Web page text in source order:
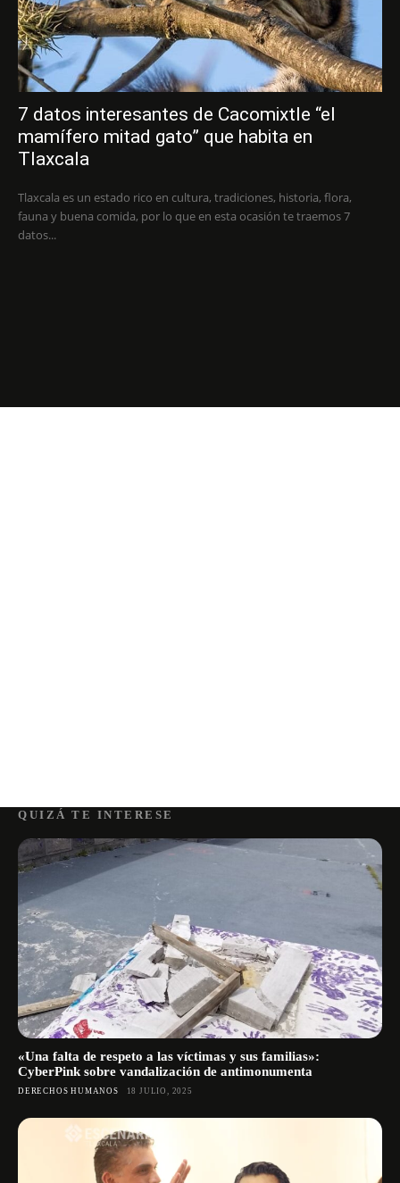
7 datos interesantes de Cacomixtle “el
mamífero mitad gato” que habita en
Tlaxcala
Tlaxcala es un estado rico en cultura, tradiciones, historia, flora,
fauna y buena comida, por lo que en esta ocasión te traemos 7
datos...
QUIZÁ TE INTERESE
«Una falta de respeto a las víctimas y sus familias»:
CyberPink sobre vandalización de antimonumenta
DERECHOS HUMANOS 18 JULIO, 2025